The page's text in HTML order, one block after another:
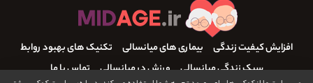
افزایش کیفیت زندگی بیماری های میانسالی
تکنیک های بهبود روابط
سبک زندگی میانسالی
ورزش در میانسالی تماس با ما